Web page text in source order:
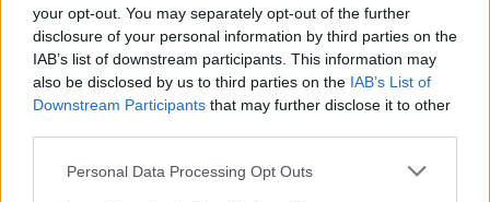
your opt-out. You may separately opt-out of the further
disclosure of your personal information by third parties on the
IAB’s list of downstream participants. This information may
also be disclosed by us to third parties on the IAB’s List of
Downstream Participants that may further disclose it to other
Please note that this website/app uses one or more Google
Personal Data Processing Opt Outs
L’astrofotografo di Cagliari Lorenzo Busilacchi